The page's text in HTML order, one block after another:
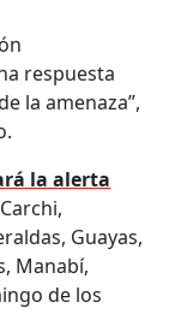
respuesta
la amenaza”,
la alerta
Guayas,
Manabí,
de los